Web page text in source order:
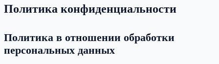
Политика конфиденциальности
Политика в отношении обработки
персональных данных